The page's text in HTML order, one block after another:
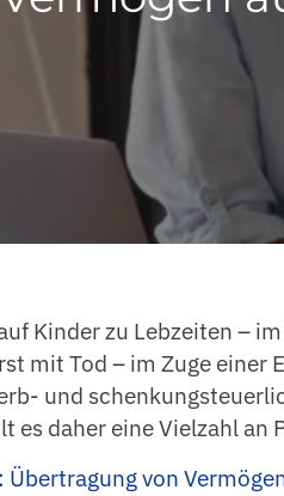
Kinder zu Lebzeiten –
mit Tod – im Zuge einer
und
es daher eine Vielzahl an
von